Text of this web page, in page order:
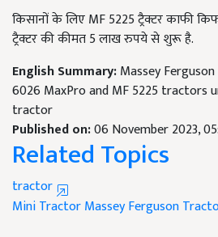
किसानों के लिए MF 5225 ट्रैक्टर काफी
ट्रैक्टर की कीमत 5 लाख रुपये से शुरू है.
English Summary:Massey
6026 MaxPro and MF 5225 tractors
tractor
Published on:06 November 2023,
Related Topics
tractor
Mini TractorMassey Ferguson